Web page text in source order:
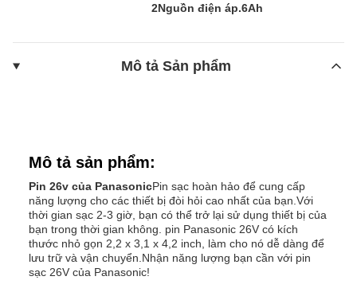
2Nguồn điện áp.6Ah
Mô tả Sản phẩm
Mô tả sản phẩm:
Pin 26v của PanasonicPin sạc hoàn hảo để cung cấp
năng lượng cho các thiết bị đòi hỏi cao nhất của bạn.Với
thời gian sạc 2-3 giờ, bạn có thể trở lại sử dụng thiết bị của
bạn trong thời gian không. pin Panasonic 26V có kích
thước nhỏ gọn 2,2 x 3,1 x 4,2 inch, làm cho nó dễ dàng để
lưu trữ và vận chuyển.Nhận năng lượng bạn cần với pin
sạc 26V của Panasonic!